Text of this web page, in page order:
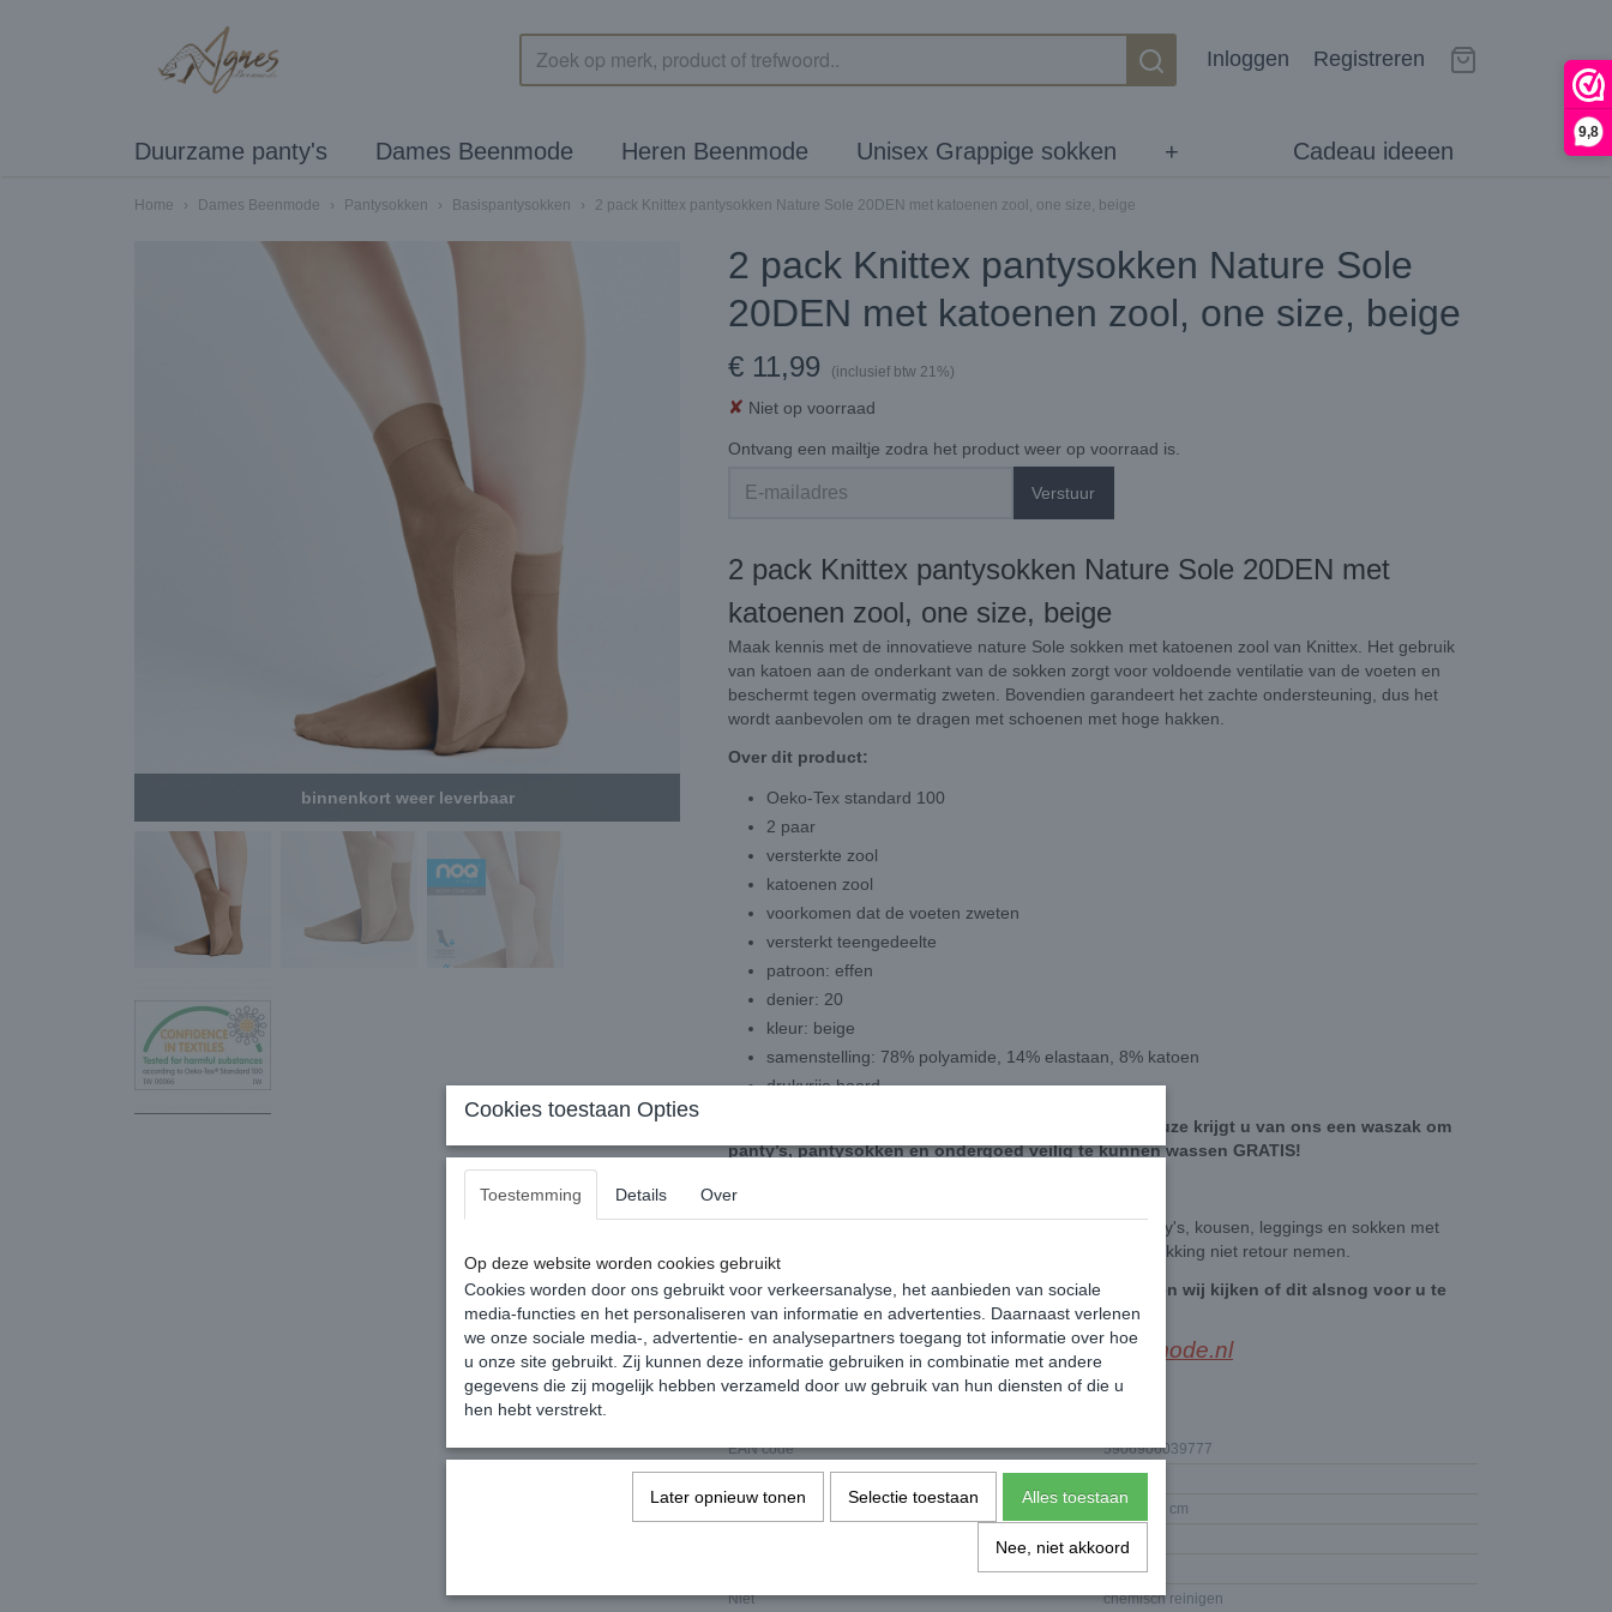
9,8
Inloggen Registreren
Cadeau ideeen
Duurzame panty's Dames Beenmode Heren Beenmode Unisex Grappige sokken +
Home › Dames Beenmode › Pantysokken › Basispantysokken › 2 pack Knittex pantysokken Nature Sole 20DEN met katoenen zool, one size, beige
binnenkort weer leverbaar
2 pack Knittex pantysokken Nature Sole
20DEN met katoenen zool, one size, beige
€ 11,99 (inclusief btw 21%)
✘ Niet op voorraad
Ontvang een mailtje zodra het product weer op voorraad is.
Verstuur
2 pack Knittex pantysokken Nature Sole 20DEN met
katoenen zool, one size, beige
Maak kennis met de innovatieve nature Sole sokken met katoenen zool van Knittex. Het gebruik
van katoen aan de onderkant van de sokken zorgt voor voldoende ventilatie van de voeten en
beschermt tegen overmatig zweten. Bovendien garandeert het zachte ondersteuning, dus het
wordt aanbevolen om te dragen met schoenen met hoge hakken.
Over dit product:
Oeko-Tex standard 100
2 paar
versterkte zool
katoenen zool
voorkomen dat de voeten zweten
versterkt teengedeelte
patroon: effen
denier: 20
kleur: beige
samenstelling: 78% polyamide, 14% elastaan, 8% katoen
drukvrije boord
Actie: Bij afnamen van minimaal 3 producten naar keuze krijgt u van ons een waszak om
panty’s, pantysokken en ondergoed veilig te kunnen wassen GRATIS!
Dit artikel mag NIET gepast worden.
Agnes Beenmode kan helaas uit hygiënisch oogpunt panty's, kousen, leggings en sokken met
verbroken en/of beschadigde verzegelingen van de verpakking niet retour nemen.
Kan u uw artikel niet vinden stuur een berichtje, en wij kijken of dit alsnog voor u te
bestellen is.
info@agnesbeenmode.nl
EAN code
5906906039777
12 x 6 x 2 cm
bleken
strijken
Niet
chemisch reinigen
Cookies toestaan Opties
Toestemming Details Over
Op deze website worden cookies gebruikt
Cookies worden door ons gebruikt voor verkeersanalyse, het aanbieden van sociale
media-functies en het personaliseren van informatie en advertenties. Daarnaast verlenen
we onze sociale media-, advertentie- en analysepartners toegang tot informatie over hoe
u onze site gebruikt. Zij kunnen deze informatie gebruiken in combinatie met andere
gegevens die zij mogelijk hebben verzameld door uw gebruik van hun diensten of die u
hen hebt verstrekt.
Later opnieuw tonen Selectie toestaan Alles toestaan
Nee, niet akkoord